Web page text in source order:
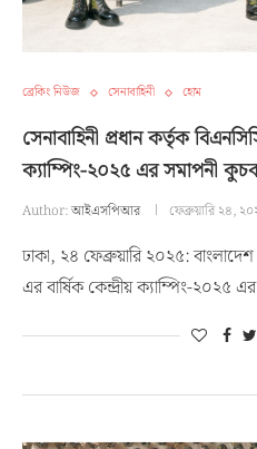
ব্রেকিং নিউজ সেনাবাহিনী হোম
সেনাবাহিনী প্রধান কর্তৃক
ক্যাম্পিং-২০২৫ এর সমাপনী
Author:আইএসপিআর ফেব্রুয়ারি ২৪,
ঢাকা, ২৪ ফেব্রুয়ারি ২০২৫:
এর বার্ষিক কেন্দ্রীয় ক্যাম্পিং-২০২৫